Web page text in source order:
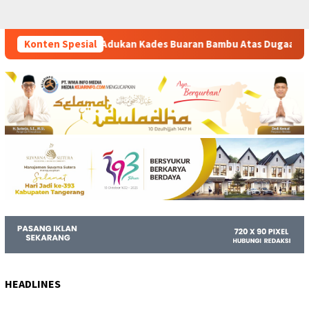
Konten Spesial
Buaran Bambu Atas Dugaan Pungutan Liar Pengurusan PM 1
HEADLINES